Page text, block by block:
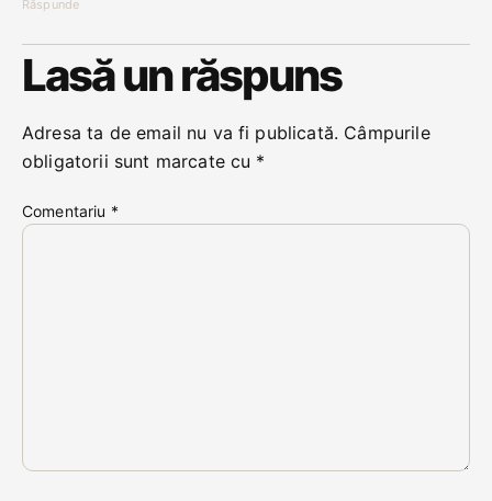
Răspunde
Lasă un răspuns
Adresa ta de email nu va fi publicată. Câmpurile
obligatorii sunt marcate cu *
Comentariu *